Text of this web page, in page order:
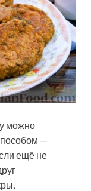
можно
—
ещё не